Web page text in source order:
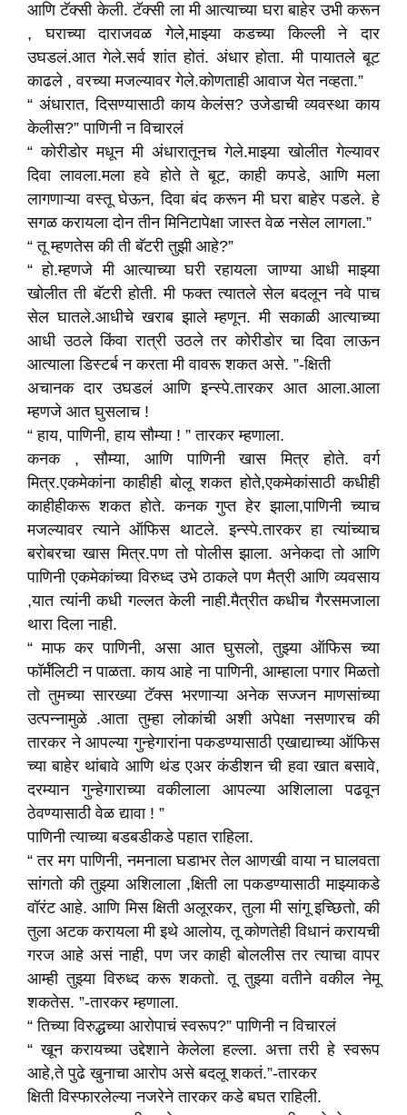
आणि टॅक्सी केली. टॅक्सी ला मी आत्याच्या घरा बाहेर उभी करून
, घराच्या दाराजवळ गेले,माझ्या कडच्या किल्ली ने दार
उघडलं.आत गेले.सर्व शांत होतं. अंधार होता. मी पायातले बूट
काढले , वरच्या मजल्यावर गेले.कोणताही आवाज येत नव्हता.”
“ अंधारात, दिसण्यासाठी काय केलंस? उजेडाची व्यवस्था काय
केलीस?” पाणिनी न विचारलं
“ कोरीडोर मधून मी अंधारातूनच गेले.माझ्या खोलीत गेल्यावर
दिवा लावला.मला हवे होते ते बूट, काही कपडे, आणि मला
लागणाऱ्या वस्तू घेऊन, दिवा बंद करून मी घरा बाहेर पडले. हे
सगळ करायला दोन तीन मिनिटापेक्षा जास्त वेळ नसेल लागला.”
“ तू म्हणतेस की ती बॅटरी तुझी आहे?”
“ हो.म्हणजे मी आत्याच्या घरी रहायला जाण्या आधी माझ्या
खोलीत ती बॅटरी होती. मी फक्त त्यातले सेल बदलून नवे पाच
सेल घातले.आधीचे खराब झाले म्हणून. मी सकाळी आत्याच्या
आधी उठले किंवा रात्री उठले तर कोरीडोर चा दिवा लाऊन
आत्याला डिस्टर्ब न करता मी वावरू शकत असे. ”-क्षिती
अचानक दार उघडलं आणि इन्स्पे.तारकर आत आला.आला
म्हणजे आत घुसलाच !
“ हाय, पाणिनी, हाय सौम्या ! ” तारकर म्हणाला.
कनक , सौम्या, आणि पाणिनी खास मित्र होते. वर्ग
मित्र.एकमेकांना काहीही बोलू शकत होते,एकमेकांसाठी कधीही
काहीहीकरू शकत होते. कनक गुप्त हेर झाला,पाणिनी च्याच
मजल्यावर त्याने ऑफिस थाटले. इन्स्पे.तारकर हा त्यांच्याच
बरोबरचा खास मित्र.पण तो पोलीस झाला. अनेकदा तो आणि
पाणिनी एकमेकांच्या विरुध्द उभे ठाकले पण मैत्री आणि व्यवसाय
,यात त्यांनी कधी गल्लत केली नाही.मैत्रीत कधीच गैरसमजाला
थारा दिला नाही.
“ माफ कर पाणिनी, असा आत घुसलो, तुझ्या ऑफिस च्या
फॉर्मॅलिटी न पाळता. काय आहे ना पाणिनी, आम्हाला पगार मिळतो
तो तुमच्या सारख्या टॅक्स भरणाऱ्या अनेक सज्जन माणसांच्या
उत्पन्नामुळे .आता तुम्हा लोकांची अशी अपेक्षा नसणारच की
तारकर ने आपल्या गुन्हेगारांना पकडण्यासाठी एखाद्याच्या ऑफिस
च्या बाहेर थांबावे आणि थंड एअर कंडीशन ची हवा खात बसावे,
दरम्यान गुन्हेगाराच्या वकीलाला आपल्या अशिलाला पढवून
ठेवण्यासाठी वेळ द्यावा ! ”
पाणिनी त्याच्या बडबडीकडे पहात राहिला.
“ तर मग पाणिनी, नमनाला घडाभर तेल आणखी वाया न घालवता
सांगतो की तुझ्या अशिलाला ,क्षिती ला पकडण्यासाठी माझ्याकडे
वॉरंट आहे. आणि मिस क्षिती अलूरकर, तुला मी सांगू इच्छितो, की
तुला अटक करायला मी इथे आलोय, तू कोणतेही विधानं करायची
गरज आहे असं नाही, पण जर काही बोललीस तर त्याचा वापर
आम्ही तुझ्या विरुध्द करू शकतो. तू तुझ्या वतीने वकील नेमू
शकतेस. ”-तारकर म्हणाला.
“ तिच्या विरुद्धच्या आरोपाचं स्वरूप?” पाणिनी न विचारलं
“ खून करायच्या उद्देशाने केलेला हल्ला. अत्ता तरी हे स्वरूप
आहे,ते पुढे खुनाचा आरोप असे बदलू शकतं.”-तारकर
क्षिती विस्फारलेल्या नजरेने तारकर कडे बघत राहिली.